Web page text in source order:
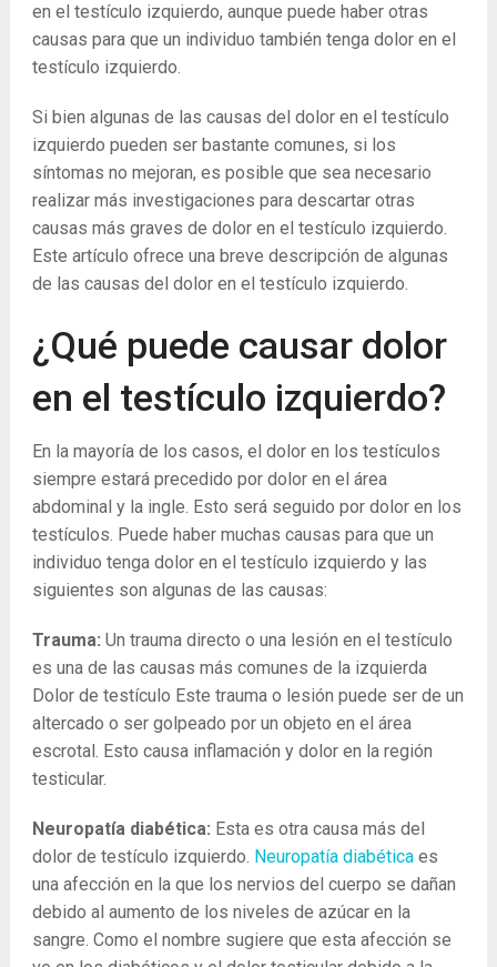
en el testículo izquierdo, aunque puede haber otras
causas para que un individuo también tenga dolor en el
testículo izquierdo.
Si bien algunas de las causas del dolor en el testículo
izquierdo pueden ser bastante comunes, si los
síntomas no mejoran, es posible que sea necesario
realizar más investigaciones para descartar otras
causas más graves de dolor en el testículo izquierdo.
Este artículo ofrece una breve descripción de algunas
de las causas del dolor en el testículo izquierdo.
¿Qué puede causar dolor
en el testículo izquierdo?
En la mayoría de los casos, el dolor en los testículos
siempre estará precedido por dolor en el área
abdominal y la ingle. Esto será seguido por dolor en los
testículos. Puede haber muchas causas para que un
individuo tenga dolor en el testículo izquierdo y las
siguientes son algunas de las causas:
Trauma: Un trauma directo o una lesión en el testículo
es una de las causas más comunes de la izquierda
Dolor de testículo Este trauma o lesión puede ser de un
altercado o ser golpeado por un objeto en el área
escrotal. Esto causa inflamación y dolor en la región
testicular.
Neuropatía diabética: Esta es otra causa más del
dolor de testículo izquierdo. Neuropatía diabética es
una afección en la que los nervios del cuerpo se dañan
debido al aumento de los niveles de azúcar en la
sangre. Como el nombre sugiere que esta afección se